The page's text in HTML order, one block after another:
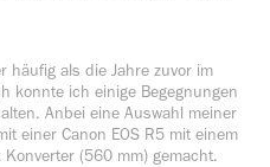
häufig als die Jahre zuvor im
konnte ich einige Begegnungen
Anbei eine Auswahl meiner
einer Canon EOS R5 mit einem
(560 mm) gemacht.